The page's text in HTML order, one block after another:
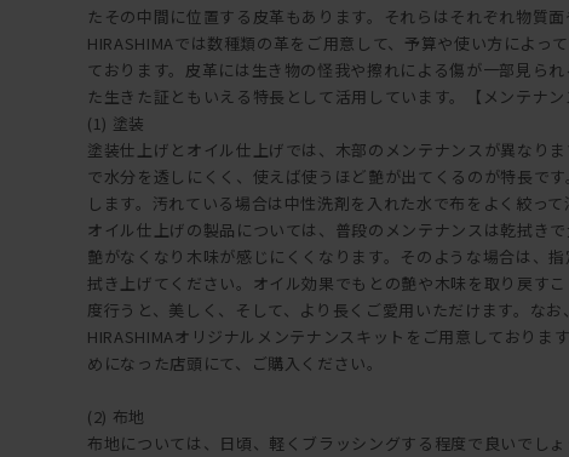
たその中間に位置する皮革もあります。それらはそれぞれ物質面
HIRASHIMAでは数種類の革をご用意して、予算や使い方によっ
ております。皮革には生き物の怪我や擦れによる傷が一部見ら
た生きた証ともいえる特長として活用しています。【メンテナン
(1) 塗装
塗装仕上げとオイル仕上げでは、木部のメンテナンスが異なり
で水分を透しにくく、使えば使うほど艶が出てくるのが特長で
します。汚れている場合は中性洗剤を入れた水で布をよく絞って
オイル仕上げの製品については、普段のメンテナンスは乾拭きで
艶がなくなり木味が感じにくくなります。そのような場合は、
拭き上げてください。オイル効果でもとの艶や木味を取り戻す
度行うと、美しく、そして、より長くご愛用いただけます。なお
HIRASHIMAオリジナルメンテナンスキットをご用意しておりま
めになった店頭にて、ご購入ください。
(2) 布地
布地については、日頃、軽くブラッシングする程度で良いでし